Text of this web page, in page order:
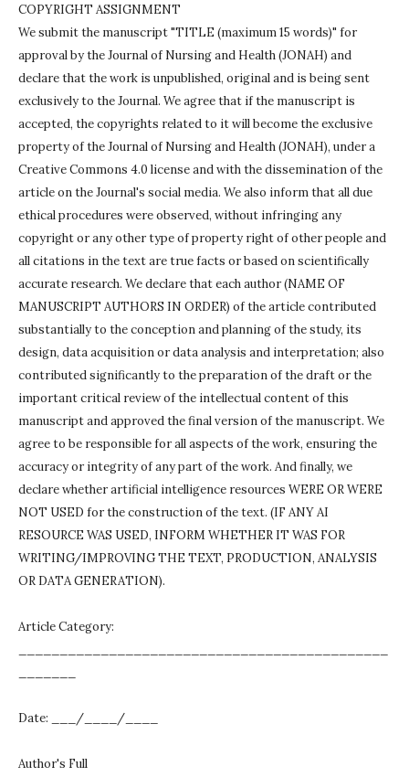
COPYRIGHT ASSIGNMENT
We submit the manuscript "TITLE (maximum 15 words)" for
approval by the Journal of Nursing and Health (JONAH) and
declare that the work is unpublished, original and is being sent
exclusively to the Journal. We agree that if the manuscript is
accepted, the copyrights related to it will become the exclusive
property of the Journal of Nursing and Health (JONAH), under a
Creative Commons 4.0 license and with the dissemination of the
article on the Journal's social media. We also inform that all due
ethical procedures were observed, without infringing any
copyright or any other type of property right of other people and
all citations in the text are true facts or based on scientifically
accurate research. We declare that each author (NAME OF
MANUSCRIPT AUTHORS IN ORDER) of the article contributed
substantially to the conception and planning of the study, its
design, data acquisition or data analysis and interpretation; also
contributed significantly to the preparation of the draft or the
important critical review of the intellectual content of this
manuscript and approved the final version of the manuscript. We
agree to be responsible for all aspects of the work, ensuring the
accuracy or integrity of any part of the work. And finally, we
declare whether artificial intelligence resources WERE OR WERE
NOT USED for the construction of the text. (IF ANY AI
RESOURCE WAS USED, INFORM WHETHER IT WAS FOR
WRITING/IMPROVING THE TEXT, PRODUCTION, ANALYSIS
OR DATA GENERATION).
Article Category:
Date: ___/____/____
Author's Full